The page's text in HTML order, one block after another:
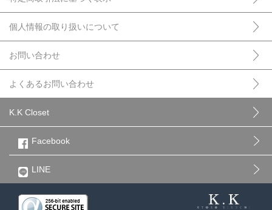
個人情報の取り扱いについて
お問い合わせ
よくあるお問い合わせ
K.K Closet
Facebook
LINE